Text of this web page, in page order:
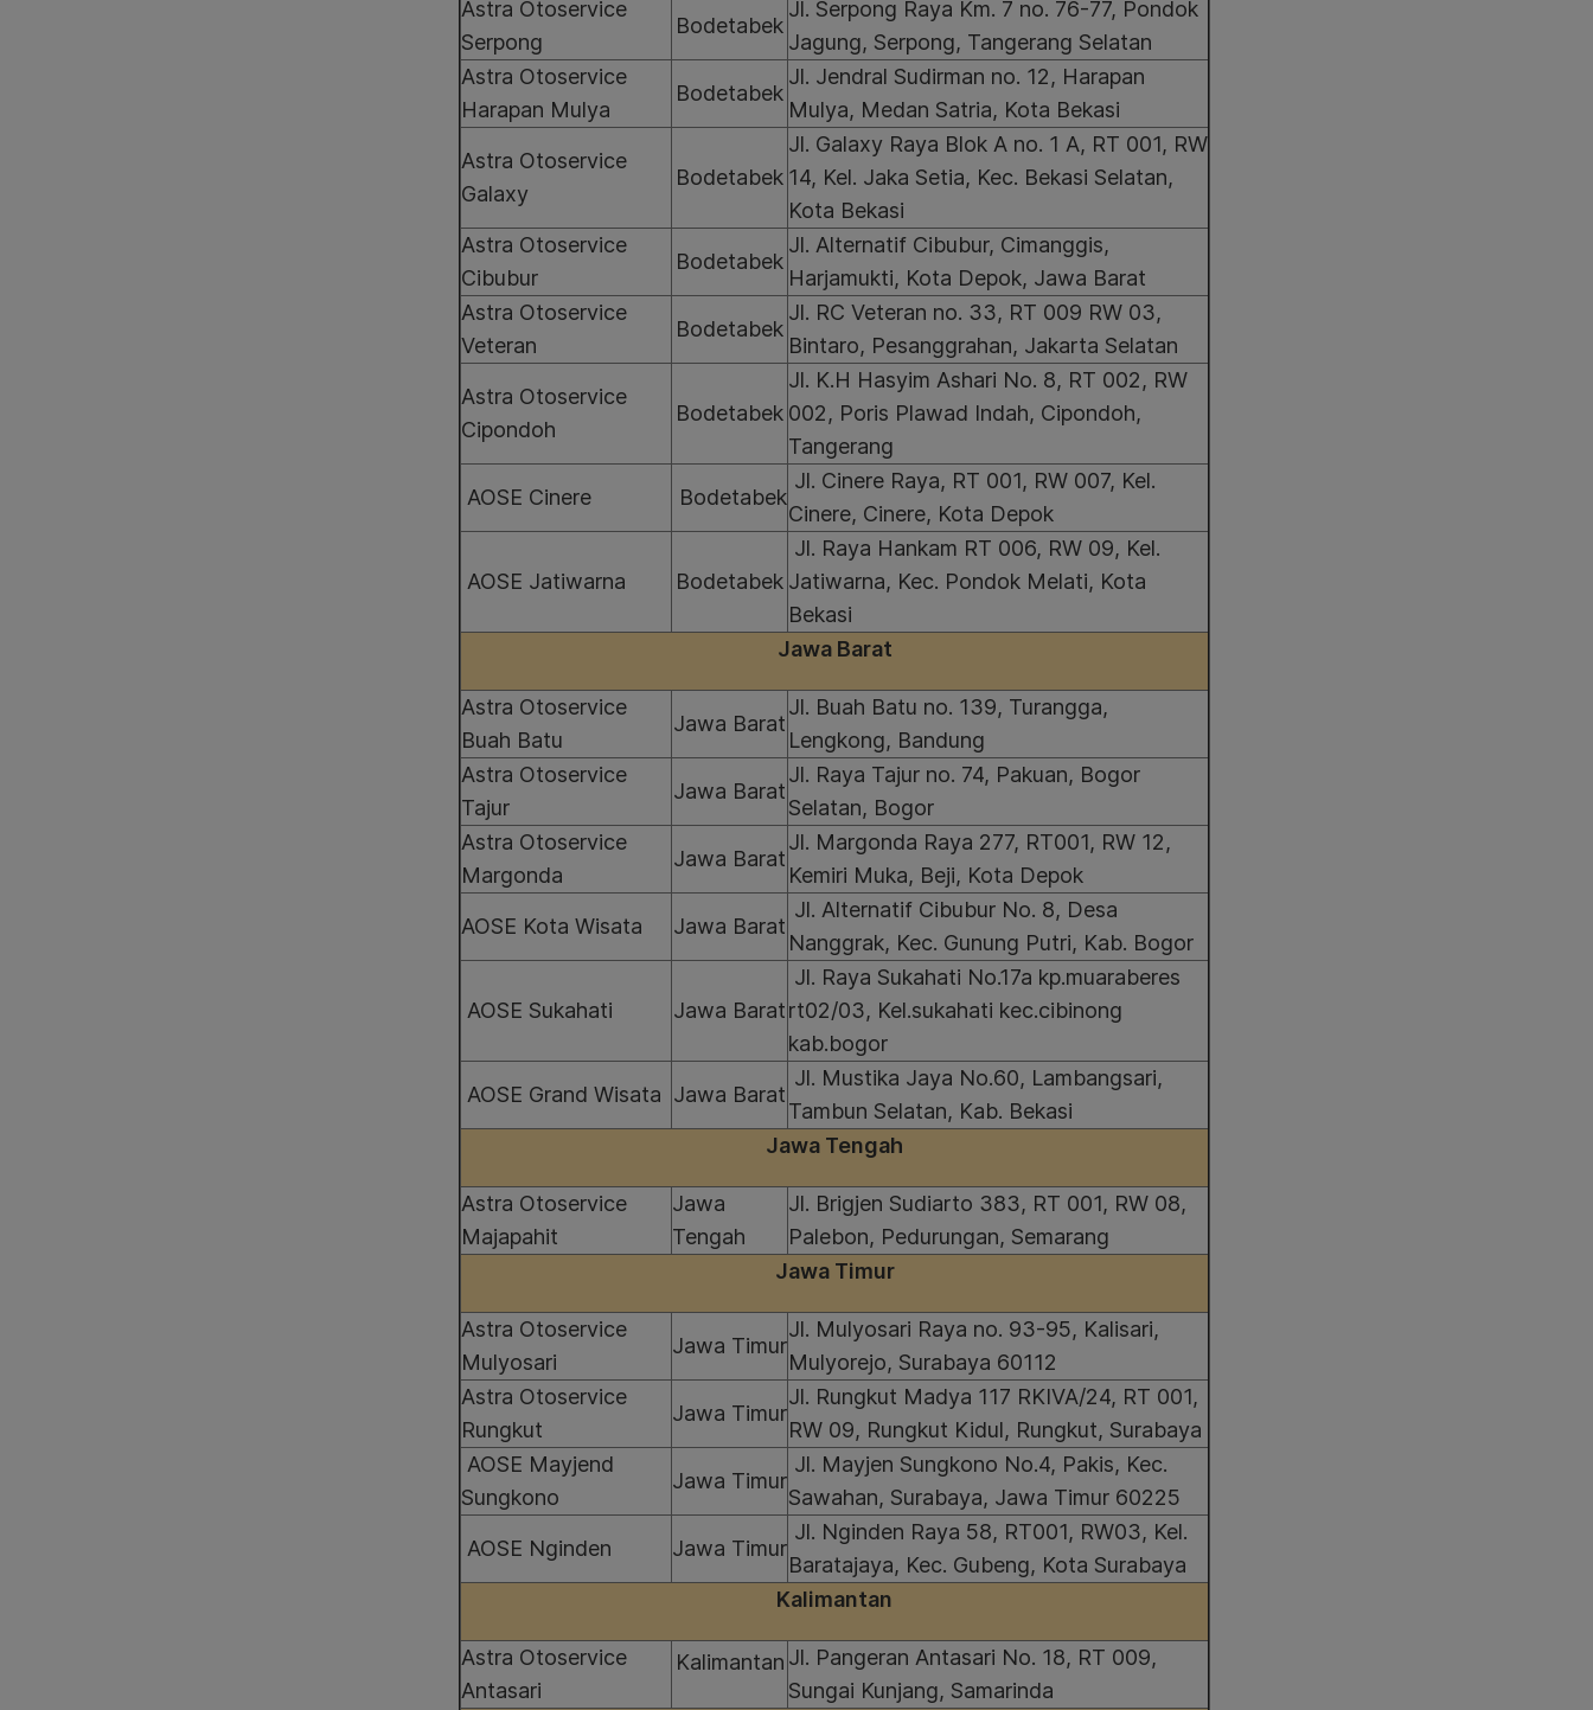
Astra Otoservice
Serpong
Bodetabek
Jl. Serpong Raya Km. 7 no. 76-77, Pondok
Jagung, Serpong, Tangerang Selatan
Astra Otoservice
Harapan Mulya
Bodetabek
Jl. Jendral Sudirman no. 12, Harapan
Mulya, Medan Satria, Kota Bekasi
Astra Otoservice
Galaxy
Bodetabek
Jl. Galaxy Raya Blok A no. 1 A, RT 001, RW
14, Kel. Jaka Setia, Kec. Bekasi Selatan,
Kota Bekasi
Astra Otoservice
Cibubur
Bodetabek
Jl. Alternatif Cibubur, Cimanggis,
Harjamukti, Kota Depok, Jawa Barat
Astra Otoservice
Veteran
Bodetabek
Jl. RC Veteran no. 33, RT 009 RW 03,
Bintaro, Pesanggrahan, Jakarta Selatan
Astra Otoservice
Cipondoh
Bodetabek
Jl. K.H Hasyim Ashari No. 8, RT 002, RW
002, Poris Plawad Indah, Cipondoh,
Tangerang
AOSE Cinere Bodetabek
Jl. Cinere Raya, RT 001, RW 007, Kel.
Cinere, Cinere, Kota Depok
AOSE Jatiwarna Bodetabek
Jl. Raya Hankam RT 006, RW 09, Kel.
Jatiwarna, Kec. Pondok Melati, Kota
Bekasi
Jawa Barat
Astra Otoservice
Buah Batu
Jawa Barat
Jl. Buah Batu no. 139, Turangga,
Lengkong, Bandung
Astra Otoservice
Tajur
Jawa Barat
Jl. Raya Tajur no. 74, Pakuan, Bogor
Selatan, Bogor
Astra Otoservice
Margonda
Jawa Barat
Jl. Margonda Raya 277, RT001, RW 12,
Kemiri Muka, Beji, Kota Depok
AOSE Kota Wisata Jawa Barat
Jl. Alternatif Cibubur No. 8, Desa
Nanggrak, Kec. Gunung Putri, Kab. Bogor
AOSE Sukahati Jawa Barat
Jl. Raya Sukahati No.17a kp.muaraberes
rt02/03, Kel.sukahati kec.cibinong
kab.bogor
AOSE Grand Wisata Jawa Barat
Jl. Mustika Jaya No.60, Lambangsari,
Tambun Selatan, Kab. Bekasi
Jawa Tengah
Astra Otoservice
Majapahit
Jawa
Tengah
Jl. Brigjen Sudiarto 383, RT 001, RW 08,
Palebon, Pedurungan, Semarang
Jawa Timur
Astra Otoservice
Mulyosari
Jawa Timur
Jl. Mulyosari Raya no. 93-95, Kalisari,
Mulyorejo, Surabaya 60112
Astra Otoservice
Rungkut
Jawa Timur
Jl. Rungkut Madya 117 RKIVA/24, RT 001,
RW 09, Rungkut Kidul, Rungkut, Surabaya
AOSE Mayjend
Sungkono
Jawa Timur
Jl. Mayjen Sungkono No.4, Pakis, Kec.
Sawahan, Surabaya, Jawa Timur 60225
AOSE Nginden Jawa Timur
Jl. Nginden Raya 58, RT001, RW03, Kel.
Baratajaya, Kec. Gubeng, Kota Surabaya
Kalimantan
Astra Otoservice
Antasari
Kalimantan Jl. Pangeran Antasari No. 18, RT 009,
Sungai Kunjang, Samarinda